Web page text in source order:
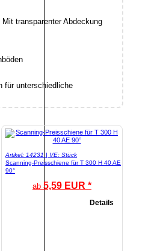
transparenter Abdeckung
für unterschiedliche
Artikel: 14231 | VE: Stück
Scanning-Preisschiene für T 300 H 40 AE
90°
ab 5,59 EUR *
Details